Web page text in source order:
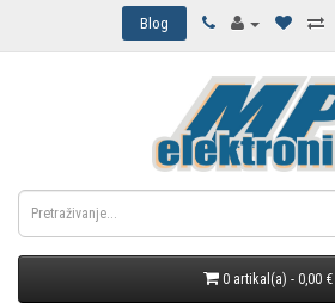
Blog
0 artikal(a) - 0,00 €